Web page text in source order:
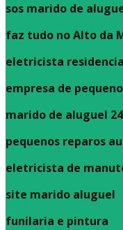
sos marido de
faz tudo no Alto da
eletricista
empresa de
marido de aluguel
pequenos reparos
eletricista de
site marido aluguel
funilaria e pintura